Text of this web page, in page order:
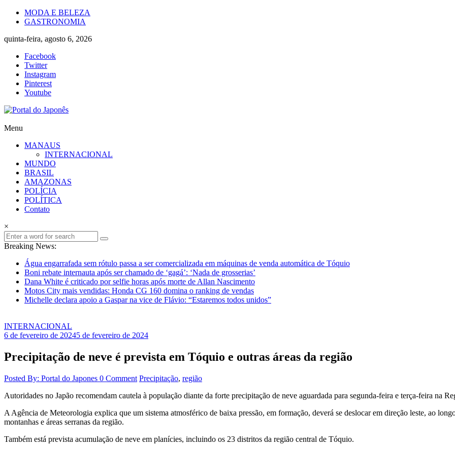
Skip
MODA E BELEZA
GASTRONOMIA
quinta-feira, agosto 6, 2026
Facebook
Twitter
Instagram
Pinterest
Youtube
Portal
Japonês
Japão
mais
perto
Menu
MANAUS
INTERNACIONAL
MUNDO
BRASIL
AMAZONAS
POLÍCIA
POLÍTICA
Contato
×
Breaking News:
Água engarrafada sem rótulo passa a ser comercializada em máquinas de venda automática de Tóquio
Boni rebate internauta após ser chamado de ‘gagá’: ‘Nada de grosserias’
Dana White é criticado por selfie horas após morte de Allan Nascimento
Motos City mais vendidas: Honda CG 160 domina o ranking de vendas
Michelle declara apoio a Gaspar na vice de Flávio: “Estaremos todos unidos”
INTERNACIONAL
6 de fevereiro de 20245 de fevereiro de 2024
Precipitação de neve é prevista em Tóquio e outras áreas da região
Posted By: Portal do Japones 0 Comment Precipitação, região
Autoridades no Japão recomendam cautela à população diante da forte precipitação de neve aguardada para segunda-feira e terça-feira na
A Agência de Meteorologia explica que um sistema atmosférico de baixa pressão, em formação, deverá se deslocar em direção leste, ao
montanhas e áreas serranas da região.
Também está prevista acumulação de neve em planícies, incluindo os 23 distritos da região central de Tóquio.